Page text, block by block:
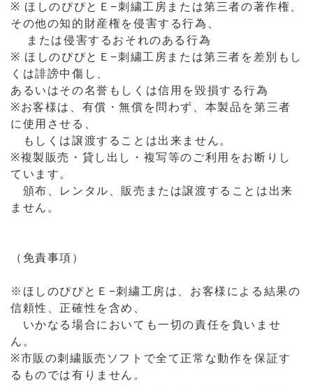
※ ほしのぴぴとＥ−刺繍工房または第三者の著作権、
その他の知的財産権を侵害する行為、
または侵害するおそれのある行為
※ ほしのぴぴとＥ−刺繍工房または第三者を差別もし
くは誹謗中傷し、
あるいはその名誉もしくは信用を毀損する行為
※お客様は、有償・無償を問わず、本製品を第三者
に使用させる、
もしくは譲渡することは出来ません。
※複製販売・貸し出し・複写等のご利用をお断りし
ています。
頒布、レンタル、販売または譲渡することは出来
ません。
（免責事項）
※ほしのぴぴとＥ−刺繍工房は、お客様による結果の
信頼性、正確性を含め、
いかなる場合においても一切の責任を負いませ
ん。
※市販の刺繍販売ソフトで全て正常な動作を保証す
るものでは有りません。